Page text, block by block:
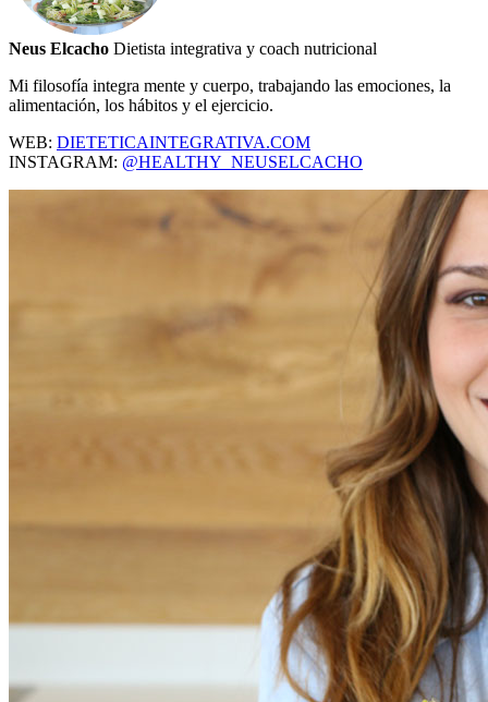
Neus Elcacho Dietista integrativa y coach nutricional
Mi filosofía integra mente y cuerpo, trabajando las emociones, la
alimentación, los hábitos y el ejercicio.
WEB: DIETETICAINTEGRATIVA.COM
INSTAGRAM: @HEALTHY_NEUSELCACHO